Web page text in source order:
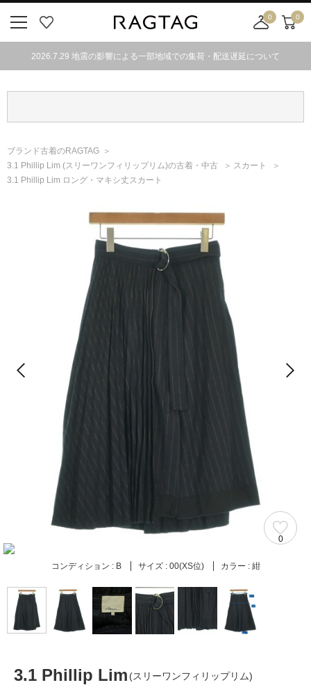
気
0
舗
カ
0
2026.7.29 地震の影響による一部地域での集荷・配送遅延について
ブランド古着のRAGTAG
3.1 Phillip Lim (スリーワンフィリップリム)の古着・中古
スカート
3.1 Phillip Lim ロング・マキシ丈スカート
0
コンディション : B サイズ : 00(XS位) カラー : 紺
3.1 Phillip Lim (スリーワンフィリップリム)